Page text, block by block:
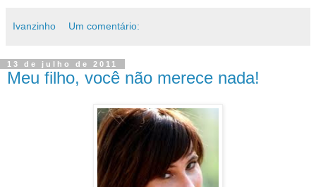
Ivanzinho Um comentário:
13 de julho de 2011
Meu filho, você não merece nada!